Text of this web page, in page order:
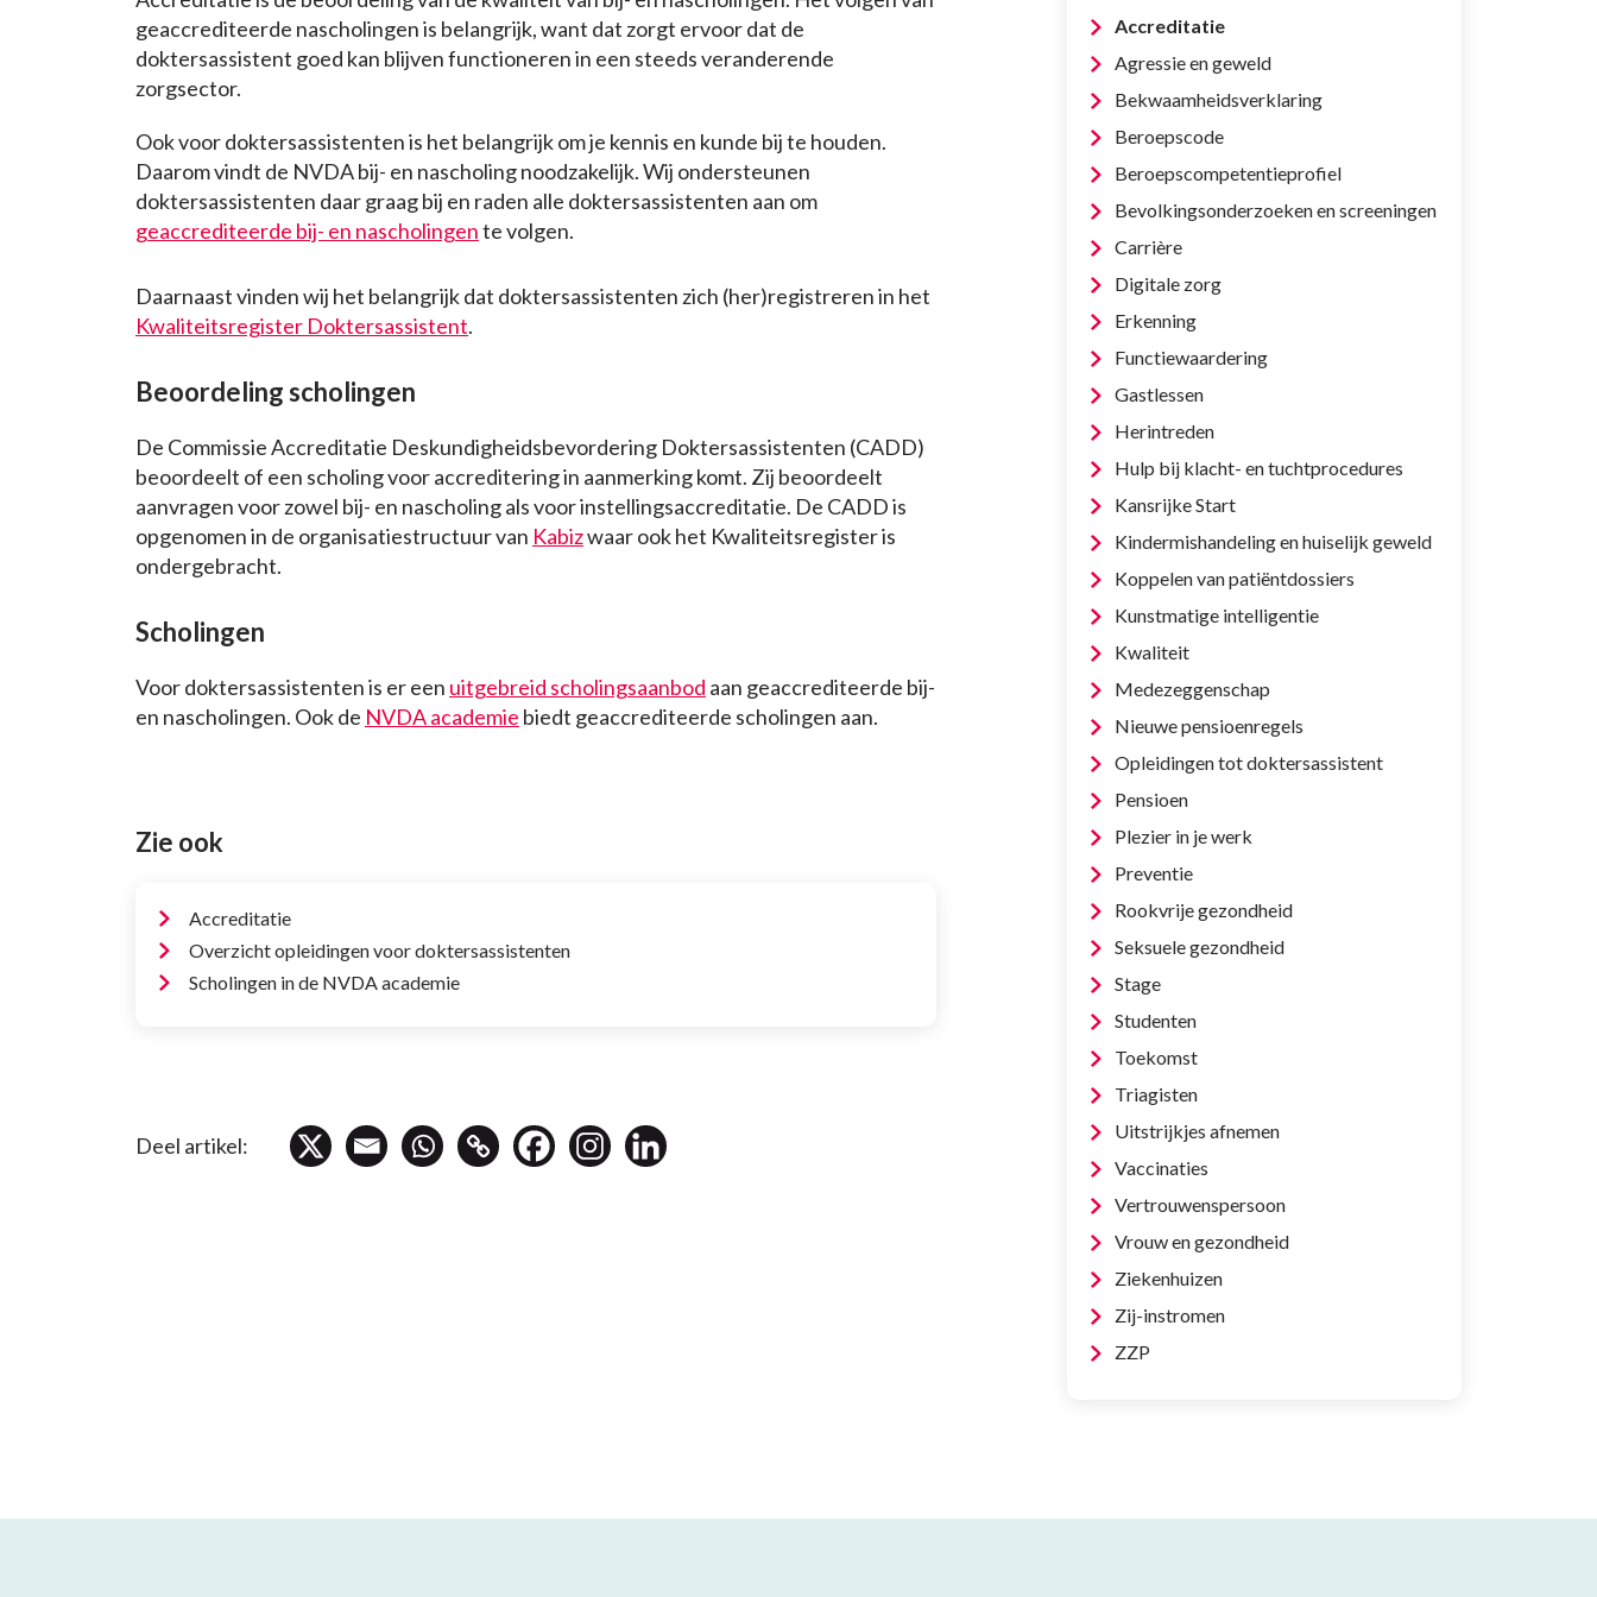
geaccrediteerde nascholingen is belangrijk, want dat zorgt ervoor dat de
doktersassistent goed kan blijven functioneren in een steeds veranderende
zorgsector.
Ook voor doktersassistenten is het belangrijk om je kennis en kunde bij te houden.
Daarom vindt de NVDA bij- en nascholing noodzakelijk. Wij ondersteunen
doktersassistenten daar graag bij en raden alle doktersassistenten aan om
geaccrediteerde bij- en nascholingente volgen.
Daarnaast vinden wij het belangrijk dat doktersassistenten zich (her)registreren in het
Kwaliteitsregister Doktersassistent.
Beoordeling scholingen
De Commissie Accreditatie Deskundigheidsbevordering Doktersassistenten (CADD)
beoordeelt of een scholing voor accreditering in aanmerking komt. Zij beoordeelt
aanvragen voor zowel bij- en nascholing als voor instellingsaccreditatie. De CADD is
opgenomen in de organisatiestructuur van Kabizwaar ook het Kwaliteitsregister is
ondergebracht.
Scholingen
Voor doktersassistenten is er een uitgebreid scholingsaanbod aan geaccrediteerde bij-
en nascholingen. Ook de NVDA academie biedt geaccrediteerde scholingen aan.
Zie ook
Accreditatie
Overzicht opleidingen voor doktersassistenten
Scholingen in de NVDA academie
Deel artikel:
Accreditatie
Agressie en geweld
Bekwaamheidsverklaring
Beroepscode
Beroepscompetentieprofiel
Bevolkingsonderzoeken en screeningen
Carrière
Digitale zorg
Erkenning
Functiewaardering
Gastlessen
Herintreden
Hulp bij klacht- en tuchtprocedures
Kansrijke Start
Kindermishandeling en huiselijk geweld
Koppelen van patiëntdossiers
Kunstmatige intelligentie
Kwaliteit
Medezeggenschap
Nieuwe pensioenregels
Opleidingen tot doktersassistent
Pensioen
Plezier in je werk
Preventie
Rookvrije gezondheid
Seksuele gezondheid
Stage
Studenten
Toekomst
Triagisten
Uitstrijkjes afnemen
Vaccinaties
Vertrouwenspersoon
Vrouw en gezondheid
Ziekenhuizen
Zij-instromen
ZZP